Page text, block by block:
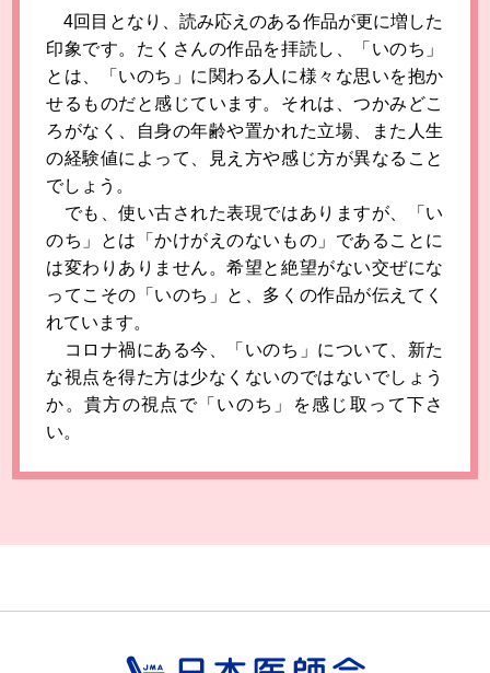
4回目となり、読み応えのある作品が更に増した
印象です。たくさんの作品を拝読し、「いのち」
とは、「いのち」に関わる人に様々な思いを抱か
せるものだと感じています。それは、つかみどこ
ろがなく、自身の年齢や置かれた立場、また人生
の経験値によって、見え方や感じ方が異なること
でしょう。
でも、使い古された表現ではありますが、「い
のち」とは「かけがえのないもの」であることに
は変わりありません。希望と絶望がない交ぜにな
ってこその「いのち」と、多くの作品が伝えてく
れています。
コロナ禍にある今、「いのち」について、新た
な視点を得た方は少なくないのではないでしょう
か。貴方の視点で「いのち」を感じ取って下さ
い。